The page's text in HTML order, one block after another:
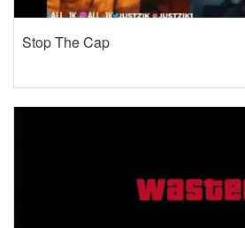
Stop The Cap